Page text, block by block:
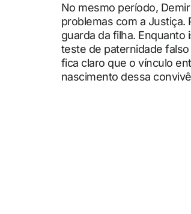
No mesmo período,
problemas com a Justiça.
guarda da filha. Enquanto
teste de paternidade
fica claro que o vínculo
nascimento dessa